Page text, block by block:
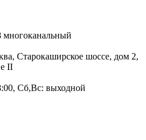
многоканальный
Старокаширское шоссе, дом 2,
II
Сб,Вс: выходной